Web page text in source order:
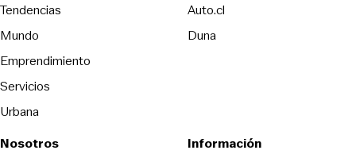
Tendencias
Mundo
Emprendimiento
Servicios
Urbana
Auto.cl
DunaOpens in new window
Nosotros
Información